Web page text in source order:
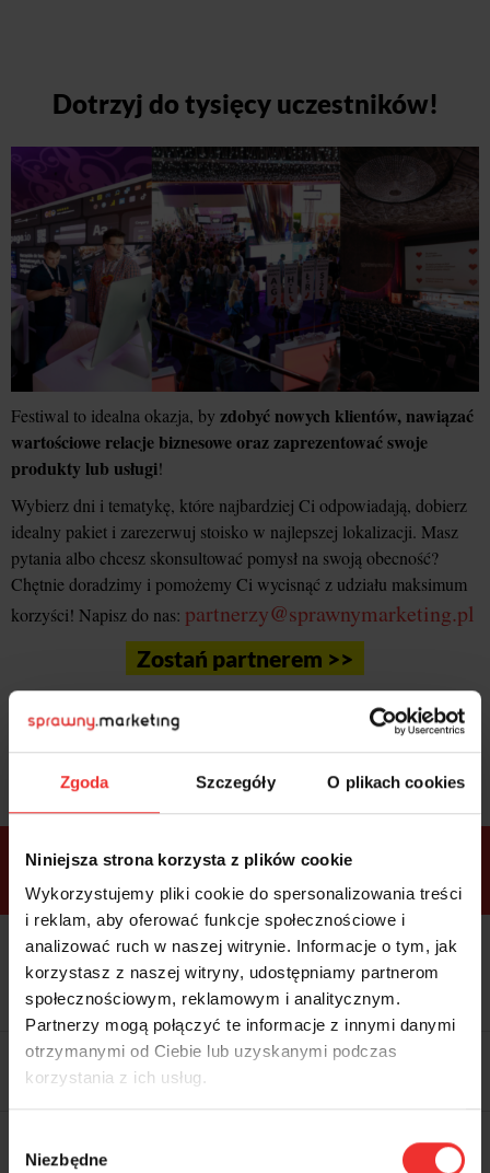
Zgoda Szczegóły O plikach cookies
Niniejsza strona korzysta z plików cookie
Wykorzystujemy pliki cookie do spersonalizowania treści
i reklam, aby oferować funkcje społecznościowe i
analizować ruch w naszej witrynie. Informacje o tym, jak
korzystasz z naszej witryny, udostępniamy partnerom
społecznościowym, reklamowym i analitycznym.
Partnerzy mogą połączyć te informacje z innymi danymi
otrzymanymi od Ciebie lub uzyskanymi podczas
korzystania z ich usług.
zgody
Niezbędne
Dotrzyj do tysięcy uczestników!
Festiwal to idealna okazja, by zdobyć nowych klientów, nawiązać
wartościowe relacje biznesowe oraz zaprezentować swoje
produkty lub usługi!
Wybierz dni i tematykę, które najbardziej Ci odpowiadają, dobierz
idealny pakiet i zarezerwuj stoisko w najlepszej lokalizacji. Masz
pytania albo chcesz skonsultować pomysł na swoją obecność?
Chętnie doradzimy i pomożemy Ci wycisnąć z udziału maksimum
korzyści! Napisz do nas: partnerzy@sprawnymarketing.pl
Zostań partnerem >>
Sprawdź bonusyi wybierz bilet
ramach
pakietów
VIP Premium
Kolacja z prelegentami i before
party (Hotel Sheraton, 27.10) tylko
wbilecie ALLPASS VIP
Dostępne
tylko w
bilecie
ALLPASS
VIP
Dedykowana strefa VIP z
możliwością networkingu z
prelegentami i wystawcami w
WARTOŚĆ: 1970 zł